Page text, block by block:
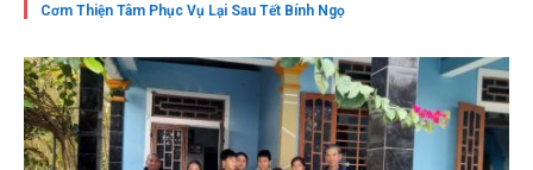
Cơm Thiện Tâm Phục Vụ Lại Sau Tết Bính Ngọ